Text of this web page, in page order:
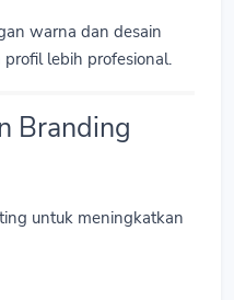
warna dan desain
lebih profesional.
Branding
untuk meningkatkan